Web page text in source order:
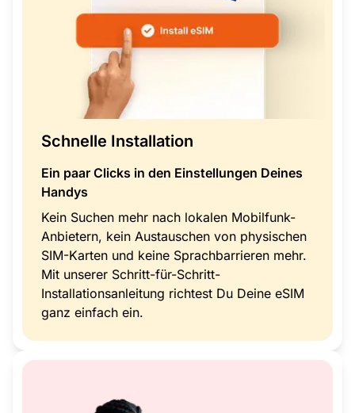
Schnelle Installation
Ein paar Clicks in den Einstellungen Deines
Handys
Kein Suchen mehr nach lokalen Mobilfunk-
Anbietern, kein Austauschen von physischen
SIM-Karten und keine Sprachbarrieren mehr.
Mit unserer Schritt-für-Schritt-
Installationsanleitung richtest Du Deine eSIM
ganz einfach ein.